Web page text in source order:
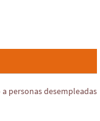
personas desempleadas